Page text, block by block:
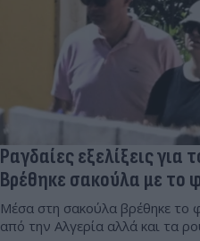
Ραγδαίες εξελίξεις
Βρέθηκε σακούλα με το
Μέσα στη σακούλα βρέθηκε
από την Αλγερία αλλά και τα